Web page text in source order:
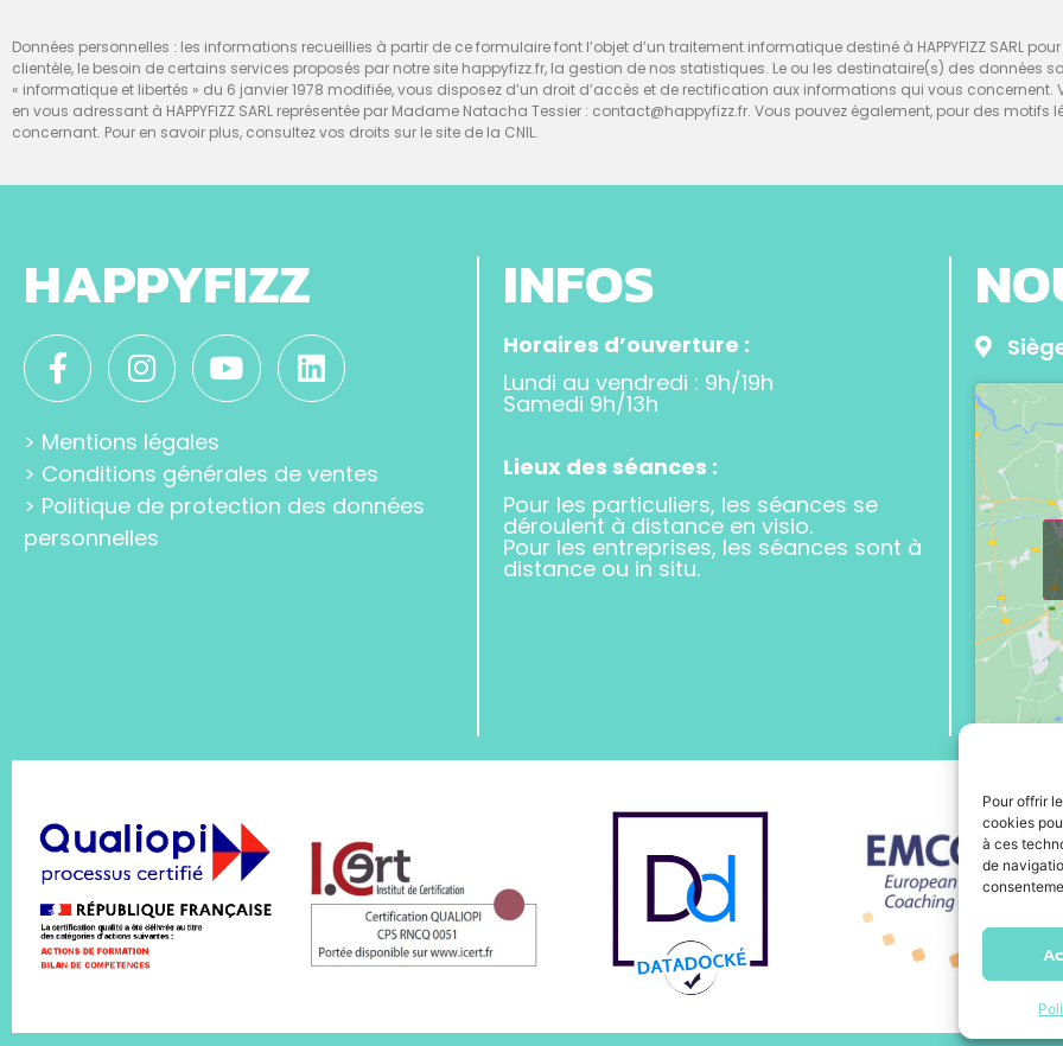
Pour offrir
cookies
à ces
de
Données personnelles : les informations recueillies à partir de ce formulaire font l’objet d’un traitement informatique destiné à HAPPYFIZZ SARL
clientèle, le besoin de certains services proposés par notre site happyfizz.fr, la gestion de nos statistiques. Le ou les destinataire(s) des données
« informatique et libertés » du 6 janvier 1978 modifiée, vous disposez d’un droit d’accès et de rectification aux informations qui vous
en vous adressant à HAPPYFIZZ SARL représentée par Madame Natacha Tessier : contact@happyfizz.fr. Vous pouvez également, pour des
concernant. Pour en savoir plus, consultez vos droits sur le site de la CNIL.
HAPPYFIZZ
> Mentions légales
> Conditions générales de ventes
> Politique de protection des données
personnelles
INFOS
Horaires d’ouverture :
Lundi au vendredi : 9h/19h
Samedi 9h/13h
Lieux des séances :
Pour les particuliers, les séances se
déroulent à distance en visio.
Pour les entreprises, les séances sont à
distance ou in situ.